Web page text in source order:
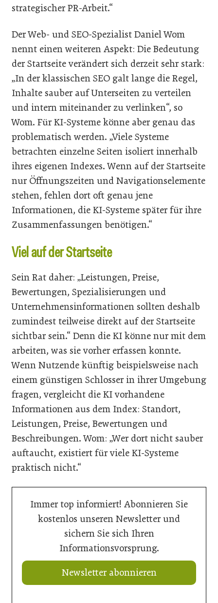
strategischer PR-Arbeit.“
Der Web- und SEO-Spezialist Daniel Wom
nennt einen weiteren Aspekt: Die Bedeutung
der Startseite verändert sich derzeit sehr stark:
„In der klassischen SEO galt lange die Regel,
Inhalte sauber auf Unterseiten zu verteilen
und intern miteinander zu verlinken“, so
Wom. Für KI-Systeme könne aber genau das
problematisch werden. „Viele Systeme
betrachten einzelne Seiten isoliert innerhalb
ihres eigenen Indexes. Wenn auf der Startseite
nur Öffnungszeiten und Navigationselemente
stehen, fehlen dort oft genau jene
Informationen, die KI-Systeme später für ihre
Zusammenfassungen benötigen.“
Viel auf der Startseite
Sein Rat daher: „Leistungen, Preise,
Bewertungen, Spezialisierungen und
Unternehmensinformationen sollten deshalb
zumindest teilweise direkt auf der Startseite
sichtbar sein.“ Denn die KI könne nur mit dem
arbeiten, was sie vorher erfassen konnte.
Wenn Nutzende künftig beispielsweise nach
einem günstigen Schlosser in ihrer Umgebung
fragen, vergleicht die KI vorhandene
Informationen aus dem Index: Standort,
Leistungen, Preise, Bewertungen und
Beschreibungen. Wom: „Wer dort nicht sauber
auftaucht, existiert für viele KI-Systeme
praktisch nicht.“
Immer top informiert! Abonnieren Sie
kostenlos unseren Newsletter und
sichern Sie sich Ihren
Informationsvorsprung.
Newsletter abonnieren